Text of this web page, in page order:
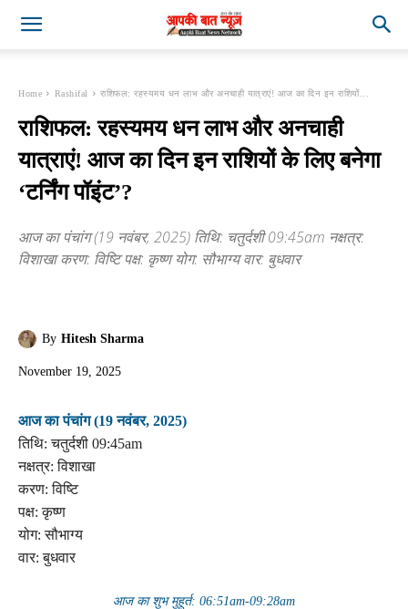
Home Rashifal राशिफल: रहस्यमय धन लाभ और अनचाही यात्राएं! आज का दिन इन राशियों...
राशिफल: रहस्यमय धन लाभ और अनचाही
यात्राएं! आज का दिन इन राशियों के लिए बनेगा
‘टर्निंग पॉइंट’?
आज का पंचांग (19 नवंबर, 2025) तिथि: चतुर्दशी 09:45am नक्षत्र:
विशाखा करण: विष्टि पक्ष: कृष्ण योग: सौभाग्य वार: बुधवार
By Hitesh Sharma
November 19, 2025
आज का पंचांग (19 नवंबर, 2025)
तिथि: चतुर्दशी 09:45am
नक्षत्र: विशाखा
करण: विष्टि
पक्ष: कृष्ण
योग: सौभाग्य
वार: बुधवार
आज का शुभ मुहूर्त: 06:51am-09:28am